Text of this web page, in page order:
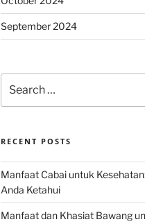
September 2024
for:
RECENT POSTS
Manfaat Cabai untuk
Anda Ketahui
Manfaat dan Khasiat Bawang